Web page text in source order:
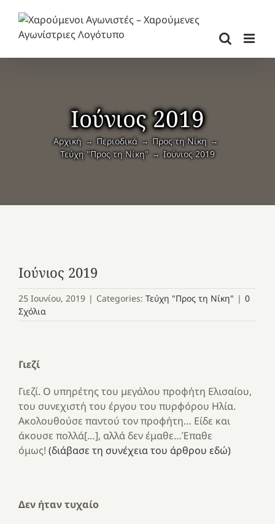
περιεχόμενο
Ιούνιος 2019
Αρχική Περιοδικά
Προς τη Νίκη
Τεύχη "Προς τη Νίκη"
Ιούνιος 2019
Ιούνιος 2019
25 Ιουνίου, 2019 | Categories: Τεύχη "Προς τη Νίκη" | 0
Σχόλια
Γιεζί
Γιεζί. Ο υπηρέτης του μεγάλου προφήτη Ελισαίου,
του συνεχιστή του έργου του πυρφόρου Ηλία.
Ακολουθούσε παντού τον προφήτη… Είδε και
άκουσε πολλά[…], αλλά δεν έμαθε…Έπαθε
όμως! (διάβασε τη συνέχεια του άρθρου εδώ)
Δεν ήταν τυχαίο